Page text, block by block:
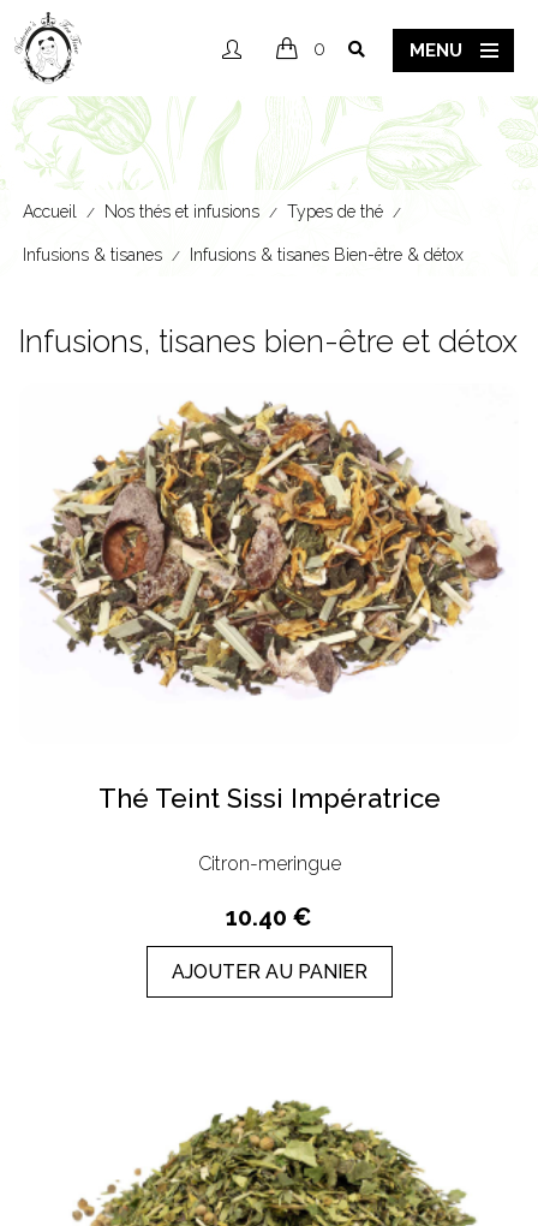
MENU
0
Accueil / Nos thés et infusions / Types de thé /
Infusions & tisanes / Infusions & tisanes Bien-être & détox
Infusions, tisanes bien-être et détox
Thé Teint Sissi Impératrice
Citron-meringue
10.40 €
AJOUTER AU PANIER